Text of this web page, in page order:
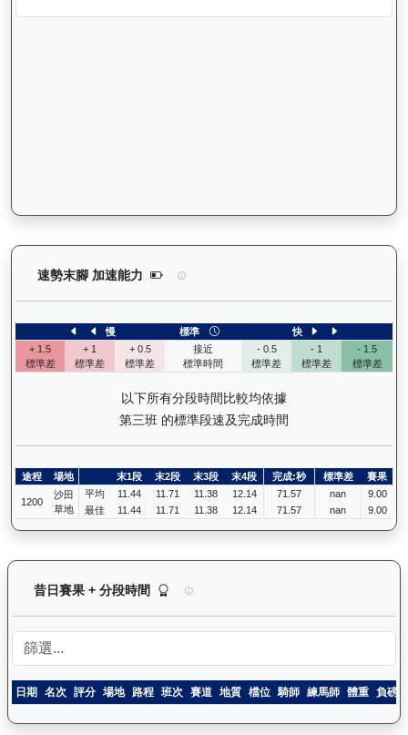
速勢末腳 加速能力 利不可擋（J458）— 速勢末腳加速能
慢 標準
快
+ 1.5
標準差
+ 1
標準差
+ 0.5
標準差
接近
標準時間
- 0.5
標準差
- 1
標準差
- 1.5
標準差
以下所有分段時間比較均依據
第三班 的標準段速及完成時間
途程 場地 末1段 末2段 末3段 末4段 完成:秒 標準差 賽果
1200
沙田
草地
平均 11.44 11.71 11.38 12.14 71.57 nan
9.00
最佳
11.44 11.71 11.38 12.14 71.57 nan 9.00
昔日賽果 + 分段時間 利不可擋（J458）— 昔日賽果及分
日期 名次 評分 場地 路程 班次 賽道 地質 檔位 騎師 練馬師 體重 負磅